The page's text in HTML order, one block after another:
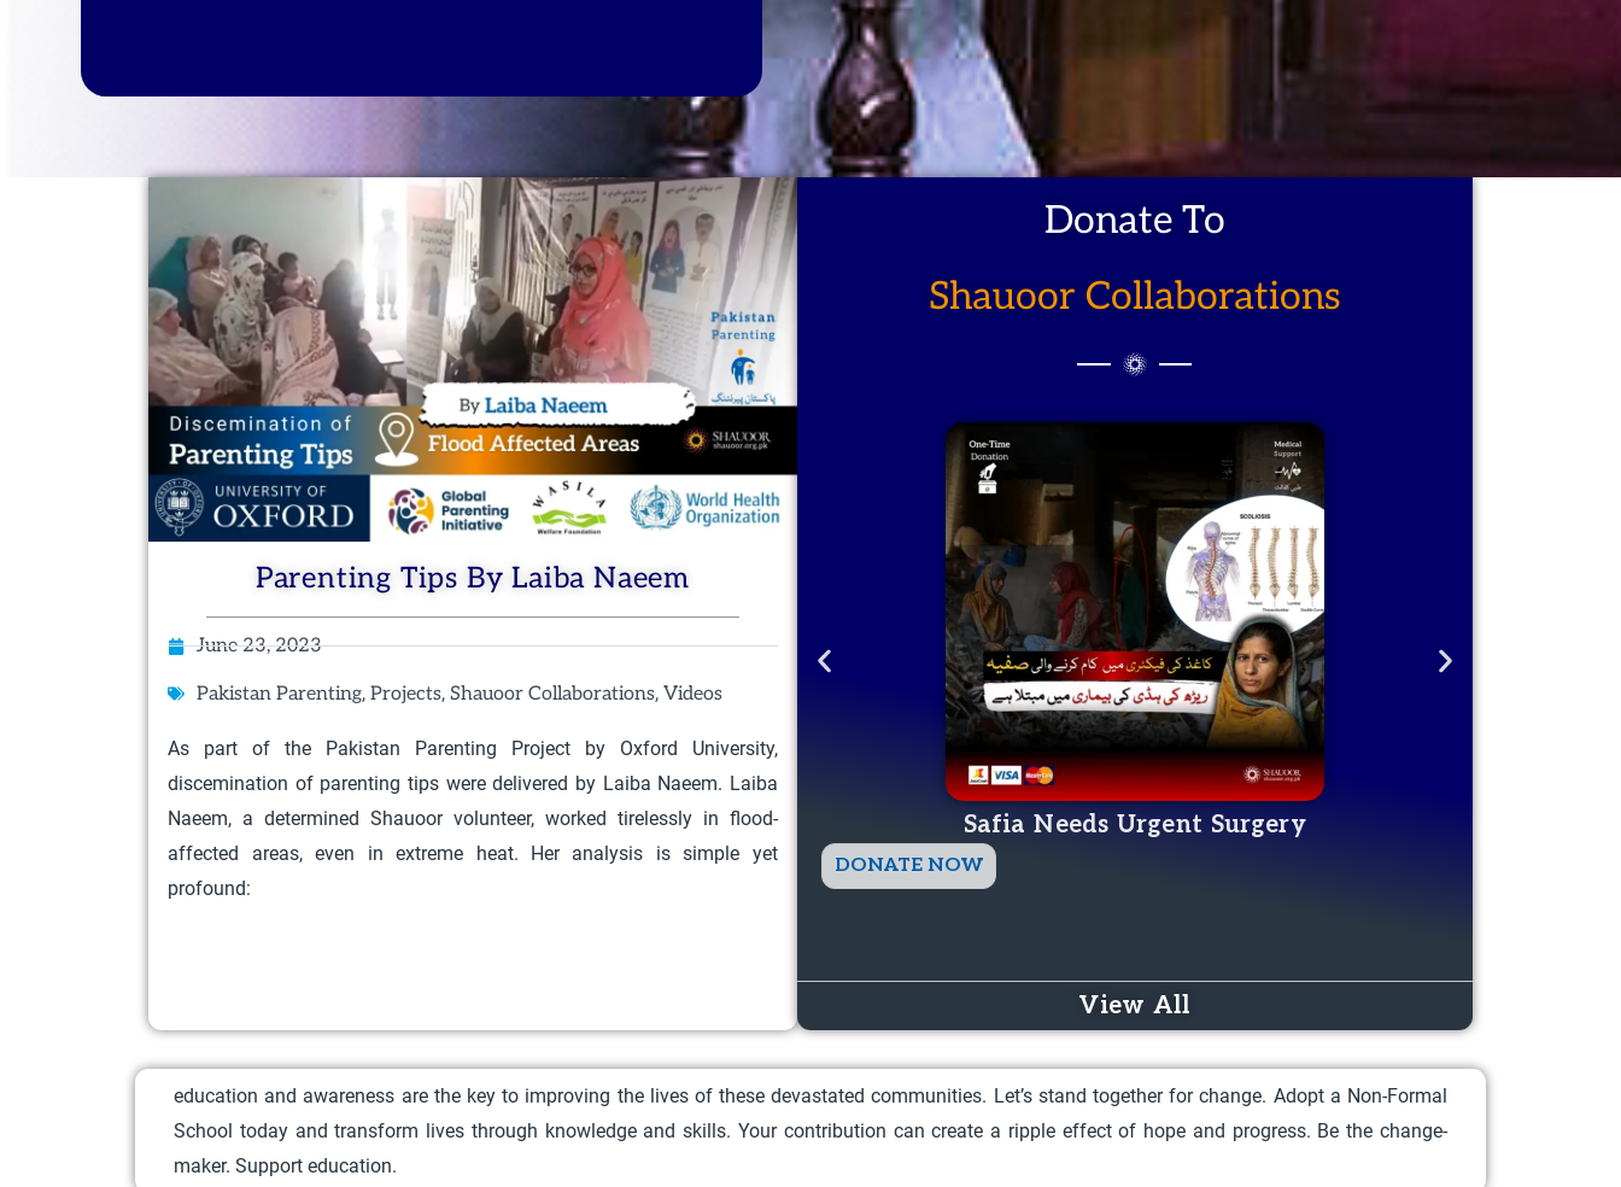
Parenting Tips By Laiba Naeem
June 23, 2023
Pakistan Parenting,Projects,Shauoor Collaborations,Videos
As part of the Pakistan Parenting Project by Oxford University,
discemination of parenting tips were delivered by Laiba Naeem. Laiba
Naeem, a determined Shauoor volunteer, worked tirelessly in flood-
affected areas, even in extreme heat. Her analysis is simple yet
profound:
Donate To
Shauoor Collaborations
Safia Needs Urgent Surgery
DONATE NOW T
r
o
d
u
View All
education and awareness are the key to improving the lives of these devastated communities. Let’s stand together for change. Adopt a Non-Formal
School today and transform lives through knowledge and skills. Your contribution can create a ripple effect of hope and progress. Be the change-
maker. Support education.